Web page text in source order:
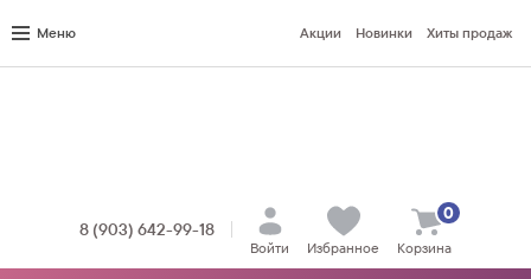
Меню Акции Новинки Хиты продаж
8 (903) 642-99-18
Войти Избранное Корзина
0